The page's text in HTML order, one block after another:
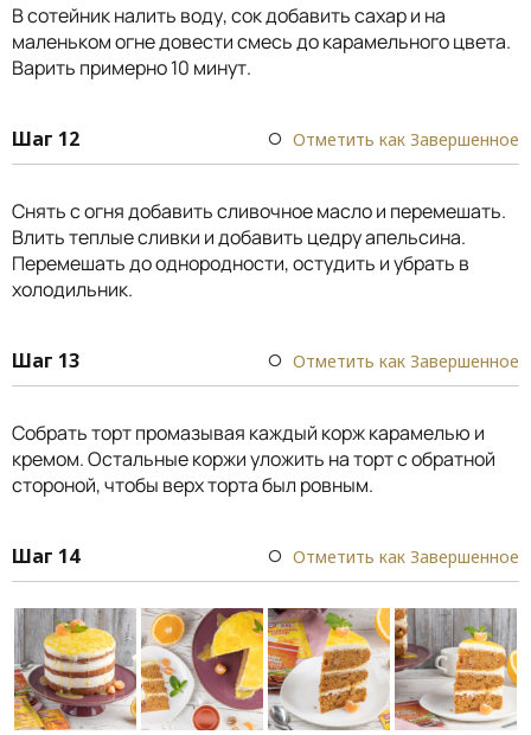
В сотейник налить воду, сок добавить сахар и на
маленьком огне довести смесь до карамельного цвета.
Варить примерно 10 минут.
Шаг 12 Отметить как Завершенное
Снять с огня добавить сливочное масло и перемешать.
Влить теплые сливки и добавить цедру апельсина.
Перемешать до однородности, остудить и убрать в
холодильник.
Шаг 13 Отметить как Завершенное
Собрать торт промазывая каждый корж карамелью и
кремом. Остальные коржи уложить на торт с обратной
стороной, чтобы верх торта был ровным.
Шаг 14 Отметить как Завершенное